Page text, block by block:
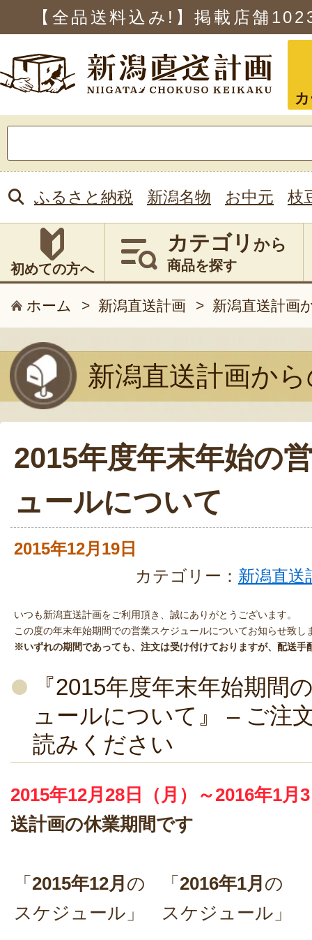
【全品送料込み!】掲載店舗
索:
ふるさと納税 新潟名物 お中元 枝
初めての方へ
カテゴリ から
商品を探す
ホーム > 新潟直送計画 > 新潟直送計画
新潟直送計画か
2015年度年末年始の
ュールについて
2015年12月19日
カテゴリー： 新潟直送
いつも新潟直送計画をご利用頂き、誠にありがとうございます。
この度の年末年始期間での営業スケジュールについてお知らせ致し
※いずれの期間であっても、注文は受け付けておりますが、配送手
『2015年度年末年始期間
ュールについて』 – ご注
読みください
2015年12月28日（月）～2016年1月
送計画の休業期間です
「 2015年12月 の
スケジュール」
「 2016年1月 の
スケジュール」